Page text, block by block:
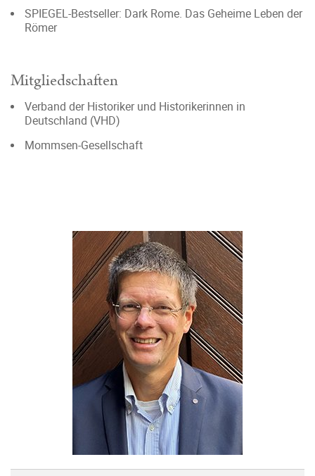
SPIEGEL-Bestseller: Dark Rome. Das Geheime Leben der
Römer
Mitgliedschaften
Verband der Historiker und Historikerinnen in
Deutschland (VHD)
Mommsen-Gesellschaft